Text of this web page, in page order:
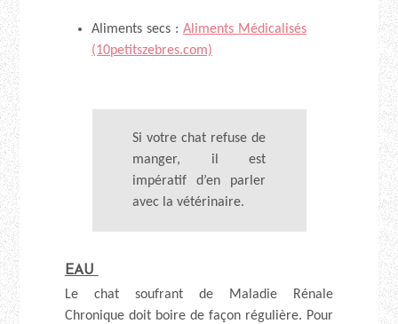
Aliments secs : Aliments Médicalisés
(10petitszebres.com)
Si votre chat refuse de
manger, il est
impératif d’en parler
avec la vétérinaire.
EAU
Le chat soufrant de Maladie Rénale
Chronique doit boire de façon régulière. Pour